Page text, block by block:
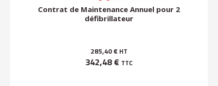
Contrat de Maintenance Annuel pour 2
défibrillateur
285,40 € HT
342,48 € TTC